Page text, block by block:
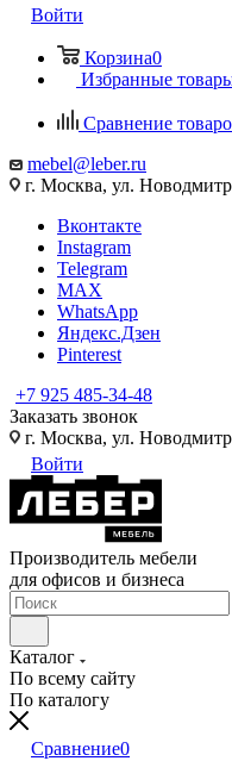
Войти
Корзина0
Избранные
Сравнение
mebel@leber.ru
г. Москва, ул.
Вконтакте
Instagram
Telegram
MAX
WhatsApp
Яндекс.Дзен
Pinterest
+7 925 485-34-48
Заказать звонок
г. Москва, ул.
Войти
Производитель мебели
для офисов и бизнеса
Каталог
По всему сайту
По каталогу
Сравнение0